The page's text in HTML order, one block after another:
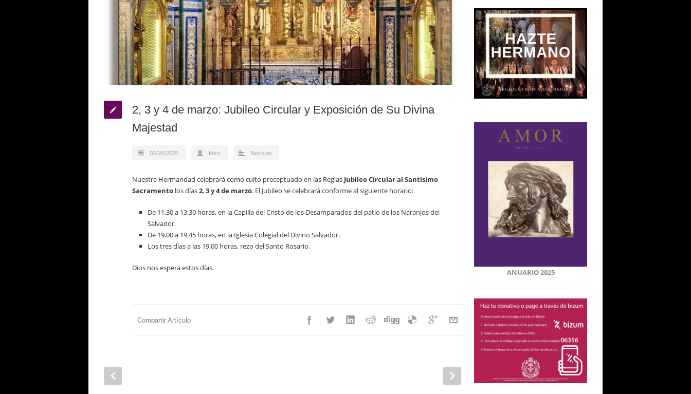
2, 3 y 4 de marzo: Jubileo Circular y Exposición de Su Divina
Majestad
02/26/2026 kiko Noticias
Nuestra Hermandad celebrará como culto preceptuado en las Reglas Jubileo Circular al Santísimo
Sacramento los días2,3 y 4 de marzo. El Jubileo se celebrará conforme al siguiente horario:
De 11.30 a 13.30 horas, en la Capilla del Cristo de los Desamparados del patio de los Naranjos del
Salvador.
De 19.00 a 19.45 horas, en la Iglesia Colegial del Divino Salvador.
Los tres días a las 19.00 horas, rezo del Santo Rosario.
Dios nos espera estos días.
Compartir Artículo
ANUARIO 2025